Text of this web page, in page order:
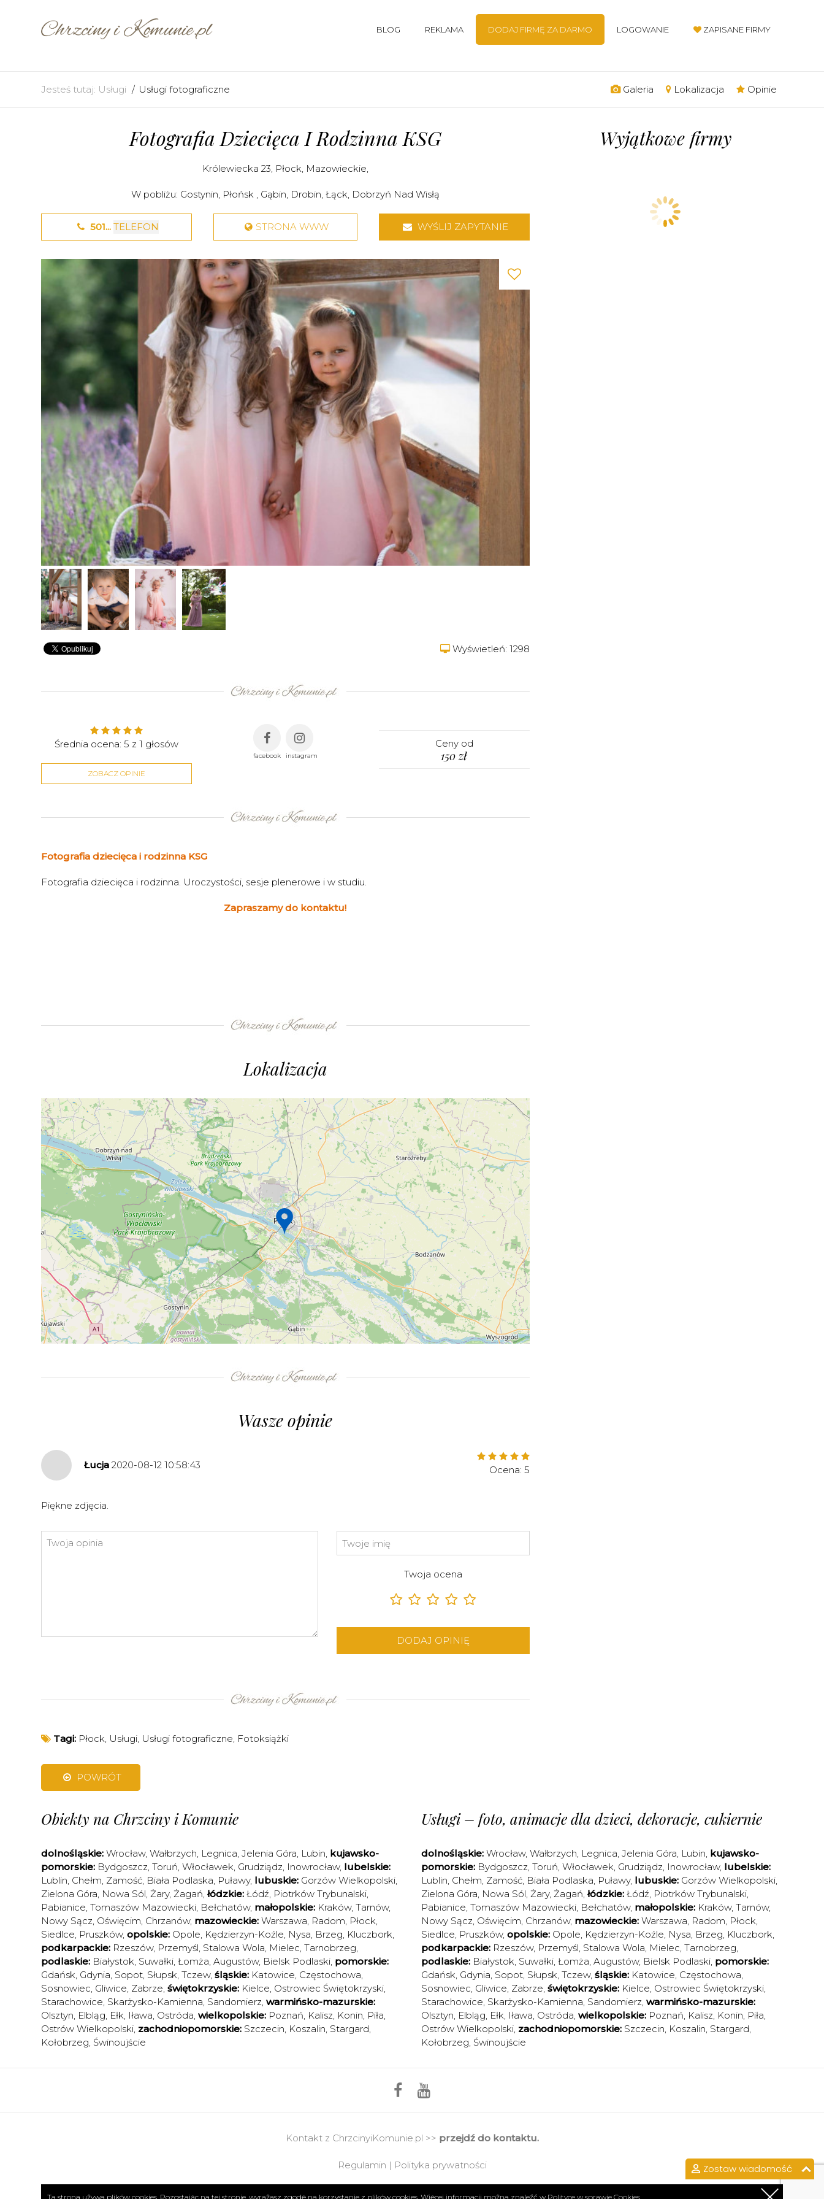
Zostaw wiadomość
BLOG REKLAMA DODAJ FIRMĘ ZA DARMO LOGOWANIE ZAPISANE FIRMY
Jesteś tutaj: Usługi Usługi fotograficzne Galeria Lokalizacja Opinie
Fotografia Dziecięca I Rodzinna KSG
Królewiecka 23, Płock, Mazowieckie,
W pobliżu: Gostynin, Płońsk , Gąbin, Drobin, Łąck, Dobrzyń Nad Wisłą
501... TELEFON STRONA WWW WYŚLIJ ZAPYTANIE
Wyświetleń: 1298
Średnia ocena: 5 z 1 głosów
ZOBACZ OPINIE
facebook instagram
Ceny od
150 zł
Fotografia dziecięca i rodzinna KSG
Fotografia dziecięca i rodzinna. Uroczystości, sesje plenerowe i w studiu.
Zapraszamy do kontaktu!
Lokalizacja
Wasze opinie
Łucja 2020-08-12 10:58:43 Ocena: 5
Piękne zdjęcia.
Twoja ocena
DODAJ OPINIĘ
Tagi: Płock, Usługi, Usługi fotograficzne, Fotoksiążki
POWRÓT
Wyjątkowe firmy
Obiekty na Chrzciny i Komunie
dolnośląskie: Wrocław, Wałbrzych, Legnica, Jelenia Góra, Lubin, kujawsko-
pomorskie: Bydgoszcz, Toruń, Włocławek, Grudziądz, Inowrocław, lubelskie:
Lublin, Chełm, Zamość, Biała Podlaska, Puławy, lubuskie: Gorzów Wielkopolski,
Zielona Góra, Nowa Sól, Żary, Żagań, łódzkie: Łódź, Piotrków Trybunalski,
Pabianice, Tomaszów Mazowiecki, Bełchatów, małopolskie: Kraków, Tarnów,
Nowy Sącz, Oświęcim, Chrzanów, mazowieckie: Warszawa, Radom, Płock,
Siedlce, Pruszków, opolskie: Opole, Kędzierzyn-Koźle, Nysa, Brzeg, Kluczbork,
podkarpackie: Rzeszów, Przemyśl, Stalowa Wola, Mielec, Tarnobrzeg,
podlaskie: Białystok, Suwałki, Łomża, Augustów, Bielsk Podlaski, pomorskie:
Gdańsk, Gdynia, Sopot, Słupsk, Tczew, śląskie: Katowice, Częstochowa,
Sosnowiec, Gliwice, Zabrze, świętokrzyskie: Kielce, Ostrowiec Świętokrzyski,
Starachowice, Skarżysko-Kamienna, Sandomierz, warmińsko-mazurskie:
Olsztyn, Elbląg, Ełk, Iława, Ostróda, wielkopolskie: Poznań, Kalisz, Konin, Piła,
Ostrów Wielkopolski, zachodniopomorskie: Szczecin, Koszalin, Stargard,
Kołobrzeg, Świnoujście
Usługi – foto, animacje dla dzieci, dekoracje, cukiernie
dolnośląskie: Wrocław, Wałbrzych, Legnica, Jelenia Góra, Lubin, kujawsko-
pomorskie: Bydgoszcz, Toruń, Włocławek, Grudziądz, Inowrocław, lubelskie:
Lublin, Chełm, Zamość, Biała Podlaska, Puławy, lubuskie: Gorzów Wielkopolski,
Zielona Góra, Nowa Sól, Żary, Żagań, łódzkie: Łódź, Piotrków Trybunalski,
Pabianice, Tomaszów Mazowiecki, Bełchatów, małopolskie: Kraków, Tarnów,
Nowy Sącz, Oświęcim, Chrzanów, mazowieckie: Warszawa, Radom, Płock,
Siedlce, Pruszków, opolskie: Opole, Kędzierzyn-Koźle, Nysa, Brzeg, Kluczbork,
podkarpackie: Rzeszów, Przemyśl, Stalowa Wola, Mielec, Tarnobrzeg,
podlaskie: Białystok, Suwałki, Łomża, Augustów, Bielsk Podlaski, pomorskie:
Gdańsk, Gdynia, Sopot, Słupsk, Tczew, śląskie: Katowice, Częstochowa,
Sosnowiec, Gliwice, Zabrze, świętokrzyskie: Kielce, Ostrowiec Świętokrzyski,
Starachowice, Skarżysko-Kamienna, Sandomierz, warmińsko-mazurskie:
Olsztyn, Elbląg, Ełk, Iława, Ostróda, wielkopolskie: Poznań, Kalisz, Konin, Piła,
Ostrów Wielkopolski, zachodniopomorskie: Szczecin, Koszalin, Stargard,
Kołobrzeg, Świnoujście
Kontakt z ChrzcinyiKomunie.pl >> przejdź do kontaktu.
Regulamin | Polityka prywatności
Ta strona używa plików cookies. Pozostając na tej stronie, wyrażasz zgodę na korzystanie z plików cookies. Więcej informacji można znaleźć w Polityce w sprawie Cookies.